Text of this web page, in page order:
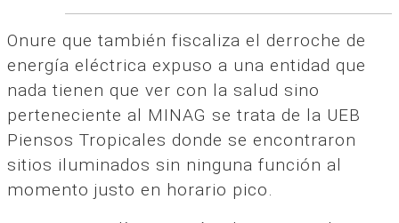
Onure que también fiscaliza el derroche de
energía eléctrica expuso a una entidad que
nada tienen que ver con la salud sino
perteneciente al MINAG se trata de la UEB
Piensos Tropicales donde se encontraron
sitios iluminados sin ninguna función al
momento justo en horario pico.